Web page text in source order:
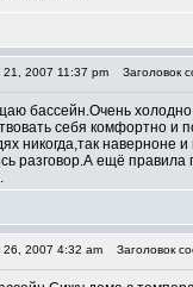
2007 11:37 pm Заголовок
бассейн.Очень
себя комфортно и
никогда,так наверноне
разговор.А ещё
2007 4:32 am Заголовок